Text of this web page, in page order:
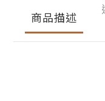
商品描述